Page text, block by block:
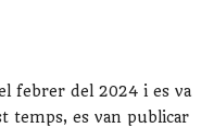
febrer del 2024 i es va
temps, es van publicar